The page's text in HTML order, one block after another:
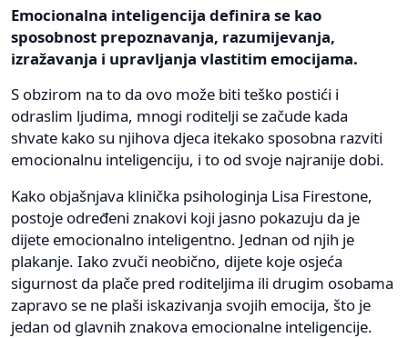
Emocionalna inteligencija definira se kao
sposobnost prepoznavanja, razumijevanja,
izražavanja i upravljanja vlastitim emocijama.
S obzirom na to da ovo može biti teško postići i
odraslim ljudima, mnogi roditelji se začude kada
shvate kako su njihova djeca itekako sposobna razviti
emocionalnu inteligenciju, i to od svoje najranije dobi.
Kako objašnjava klinička psihologinja Lisa Firestone,
postoje određeni znakovi koji jasno pokazuju da je
dijete emocionalno inteligentno. Jednan od njih je
plakanje. Iako zvuči neobično, dijete koje osjeća
sigurnost da plače pred roditeljima ili drugim osobama
zapravo se ne plaši iskazivanja svojih emocija, što je
jedan od glavnih znakova emocionalne inteligencije.